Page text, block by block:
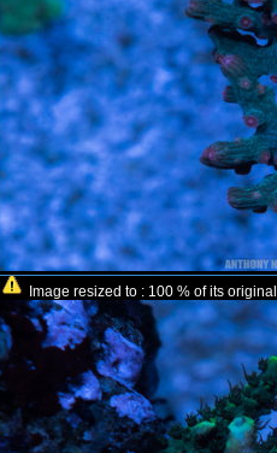
Image resized to : 100 % of its